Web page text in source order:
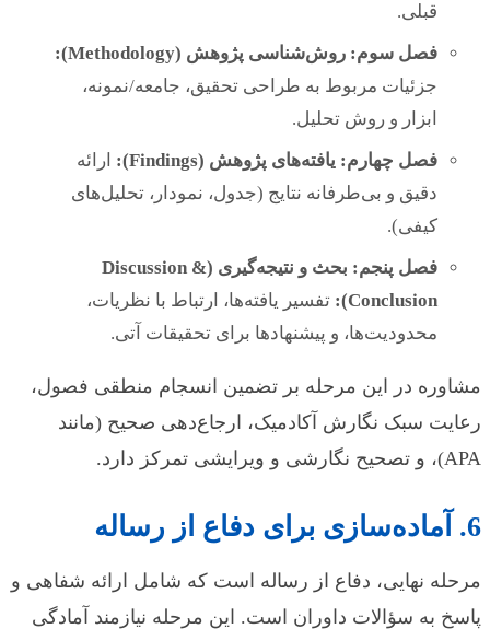
قبلی.
فصل سوم: روش‌شناسی پژوهش (Methodology):
جزئیات مربوط به طراحی تحقیق، جامعه/نمونه،
ابزار و روش تحلیل.
فصل چهارم: یافته‌های پژوهش (Findings):
ارائه
دقیق و بی‌طرفانه نتایج (جدول، نمودار، تحلیل‌های
کیفی).
فصل پنجم: بحث و نتیجه‌گیری (Discussion &
Conclusion):
تفسیر یافته‌ها، ارتباط با نظریات،
محدودیت‌ها، و پیشنهادها برای تحقیقات آتی.
مشاوره در این مرحله بر تضمین انسجام منطقی فصول،
رعایت سبک نگارش آکادمیک، ارجاع‌دهی صحیح (مانند
APA)، و تصحیح نگارشی و ویرایشی تمرکز دارد.
6. آماده‌سازی برای دفاع از رساله
مرحله نهایی، دفاع از رساله است که شامل ارائه شفاهی و
پاسخ به سؤالات داوران است. این مرحله نیازمند آمادگی